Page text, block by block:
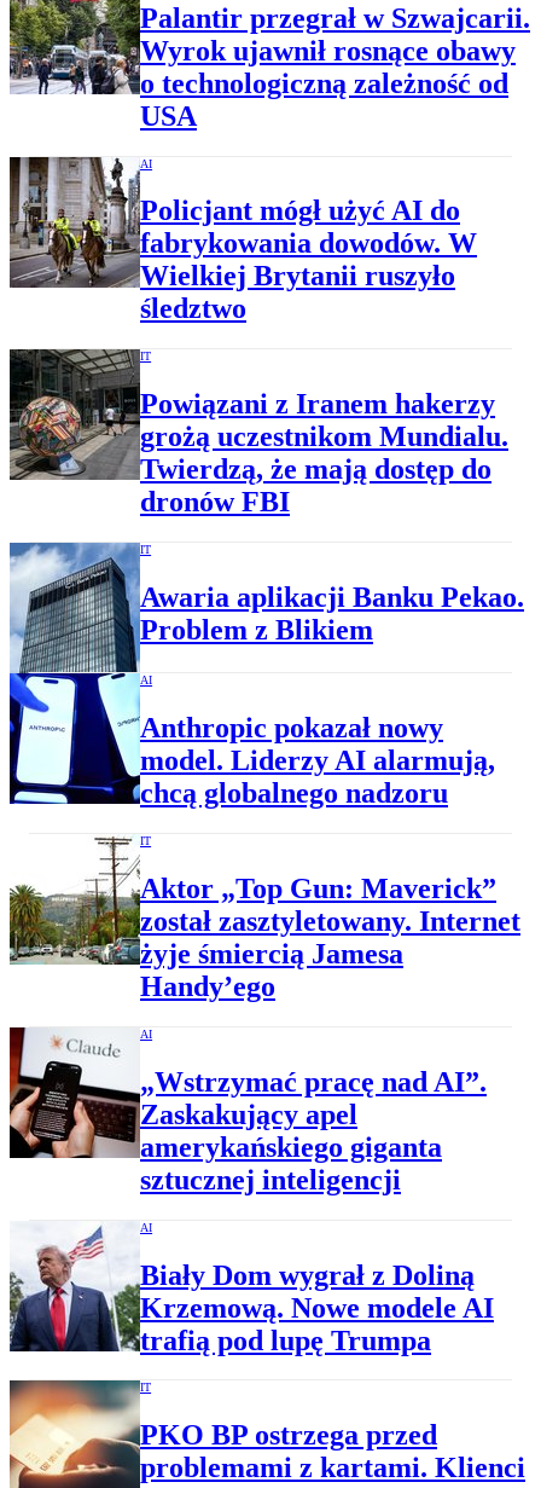
Palantir przegrał w Szwajcarii.
Wyrok ujawnił rosnące obawy
o technologiczną zależność od
USA
AI
Policjant mógł użyć AI do
fabrykowania dowodów. W
Wielkiej Brytanii ruszyło
śledztwo
IT
Powiązani z Iranem hakerzy
grożą uczestnikom Mundialu.
Twierdzą, że mają dostęp do
dronów FBI
IT
Awaria aplikacji Banku Pekao.
Problem z Blikiem
AI
Anthropic pokazał nowy
model. Liderzy AI alarmują,
chcą globalnego nadzoru
IT
Aktor „Top Gun: Maverick”
został zasztyletowany. Internet
żyje śmiercią Jamesa
Handy’ego
AI
„Wstrzymać pracę nad AI”.
Zaskakujący apel
amerykańskiego giganta
sztucznej inteligencji
AI
Biały Dom wygrał z Doliną
Krzemową. Nowe modele AI
trafią pod lupę Trumpa
IT
PKO BP ostrzega przed
problemami z kartami. Klienci